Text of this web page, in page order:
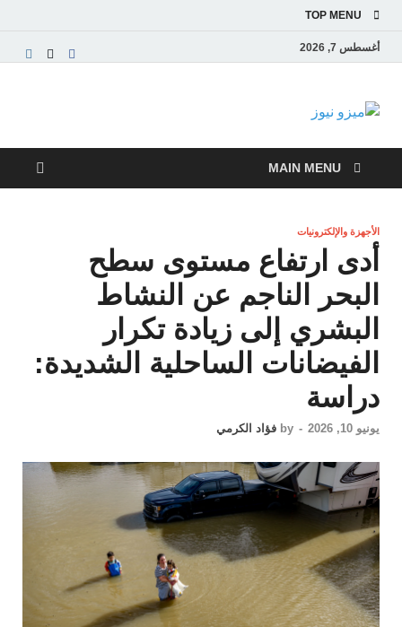
TOP MENU
أغسطس 7, 2026
ميزو نيوز
والاقتصادية
MAIN MENU
الأجهزة والإلكترونيات
أدى ارتفاع مستوى سطح
البحر الناجم عن النشاط
البشري إلى زيادة تكرار
الفيضانات الساحلية الشديدة:
دراسة
يونيو 10, 2026 -
by فؤاد الكرمي